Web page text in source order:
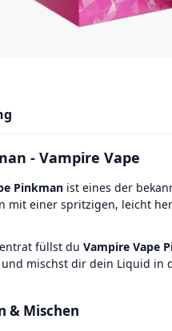
- Vampire Vape
Pinkman ist eines der
mit einer spritzigen, leicht
füllst du Vampire Vape
mischst dir dein Liquid in
& Mischen